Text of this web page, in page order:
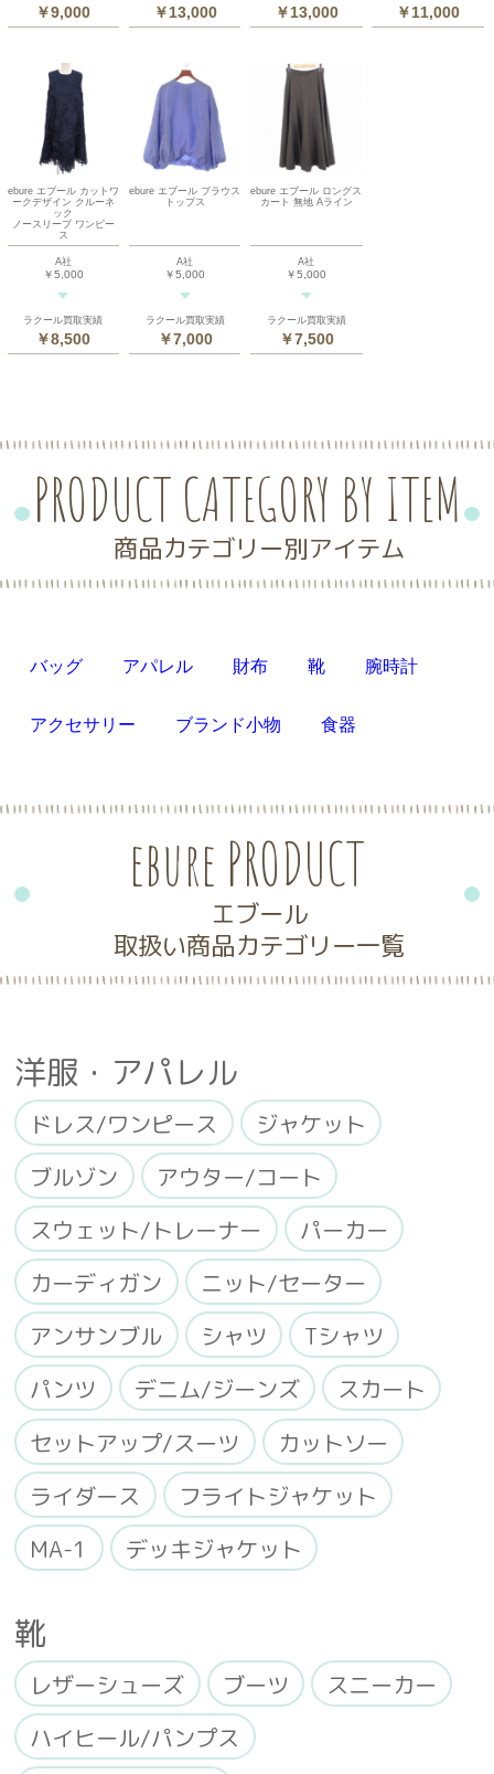
￥9,000 ￥13,000 ￥13,000 ￥11,000
ebure エブール カットワ
ークデザイン クルーネ
ック
ノースリーブ ワンピー
ス
A社
￥5,000
ラクール買取実績
￥8,500
ebure エブール ブラウス
トップス
A社
￥5,000
ラクール買取実績
￥7,000
ebure エブール ロングス
カート 無地 Aライン
A社
￥5,000
ラクール買取実績
￥7,500
PRODUCT CATEGORY BY ITEM
商品カテゴリー別アイテム
バッグ アパレル 財布 靴 腕時計
アクセサリー ブランド小物 食器
ebure PRODUCT
エブール
取扱い商品カテゴリー一覧
洋服・アパレル
ドレス/ワンピース
ジャケット
ブルゾン
アウター/コート
スウェット/トレーナー
パーカー
カーディガン
ニット/セーター
アンサンブル
シャツ
Tシャツ
パンツ
デニム/ジーンズ
スカート
セットアップ/スーツ
カットソー
ライダース
フライトジャケット
MA-1
デッキジャケット
靴
レザーシューズ ブーツ
スニーカー
ハイヒール/パンプス